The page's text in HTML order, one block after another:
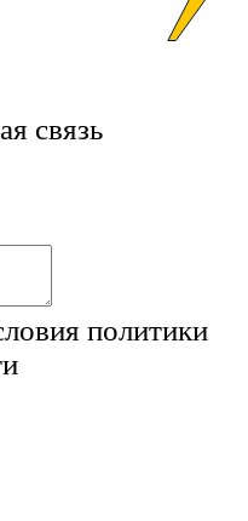
связь
политики